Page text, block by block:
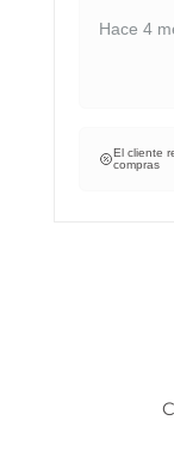
Hace 4
El cliente
compras